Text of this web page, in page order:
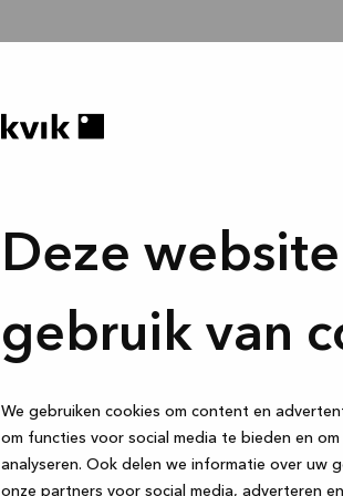
Deze
gebruik van
We gebruiken cookies om content en
om functies voor social media te bieden en
analyseren. Ook delen we informatie over uw
onze partners voor social media, adverteren